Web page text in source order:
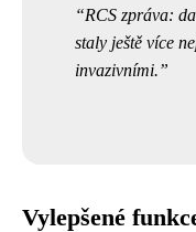
RCS zpráva:
staly ještě více
invazivními.
Vylepšené